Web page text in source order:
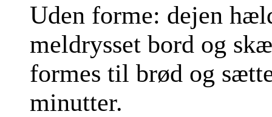
Uden forme: dejen
meldrysset bord og
formes til brød og
minutter.